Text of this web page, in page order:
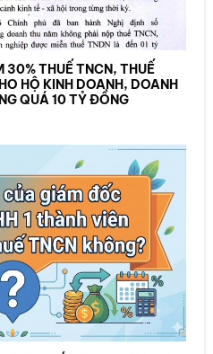
30% THUẾ TNCN, THUẾ
HỘ KINH DOANH, DOANH
QUÁ 10 TỶ ĐỒNG